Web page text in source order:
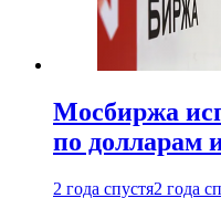
Мосбиржа
по долларам
2 года спустя2 года